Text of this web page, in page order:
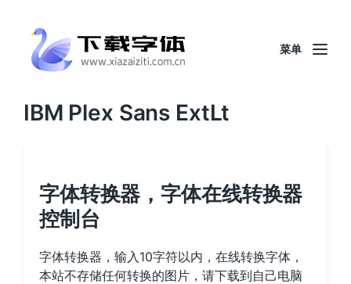
菜单
IBM Plex Sans ExtLt
字体转换器，字体在线转换器
控制台
字体转换器，输入10字符以内，在线转换字体，
本站不存储任何转换的图片，请下载到自己电脑